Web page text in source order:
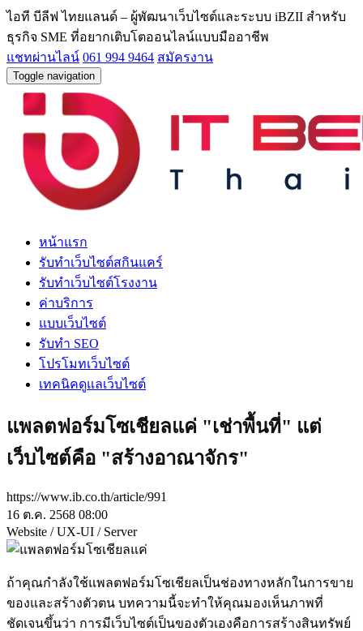
ไอที บีลีฟ ไทยแลนด์ – ผู้พัฒนาเว็บไซต์และระบบ iBZII สำหรับ
ธุรกิจ SME ที่อยากเติบโตออนไลน์แบบมืออาชีพ
แชทผ่านไลน์ 061 994 9464 สมัครงาน
Toggle navigation
หน้าแรก
รับทำเว็บไซต์สกินแคร์
รับทำเว็บไซต์โรงงาน
ค่าบริการ
แบบเว็บไซต์
รับทำ SEO
โปรโมทเว็บไซต์
เทคนิคดูแลเว็บไซต์
แพลตฟอร์มโซเชียลแค่ "เช่าพื้นที่" แต่
เว็บไซต์คือ "สร้างอาณาจักร"
https://www.ib.co.th/article/991
16 ต.ค. 2568 08:00
Website / UX-UI / Server
ถ้าคุณกำลังใช้แพลตฟอร์มโซเชียลเป็นช่องทางหลักในการขาย
ของและสร้างตัวตน บทความนี้จะทำให้คุณมองเห็นภาพที่
ชัดเจนขึ้นว่า การมีเว็บไซต์เป็นของตัวเองคือการสร้างสินทรัพย์